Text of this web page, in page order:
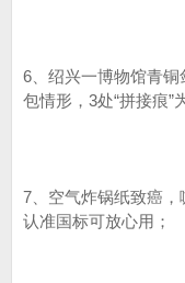
6、绍兴一博物馆青
包情形，3处“拼接痕”
7、空气炸锅纸致癌，
认准国标可放心用；